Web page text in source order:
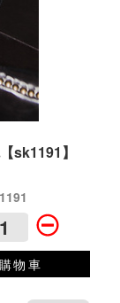
sk1191】
物車